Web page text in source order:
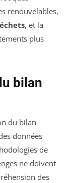
renouvelables,
, et la
plus
bilan
du bilan
données
de
ne doivent
des